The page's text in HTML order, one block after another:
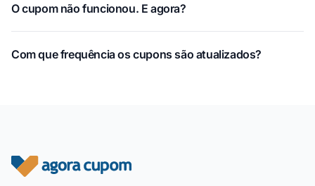
O cupom não funcionou. E agora?
Com que frequência os cupons são atualizados?
Rodapé do site